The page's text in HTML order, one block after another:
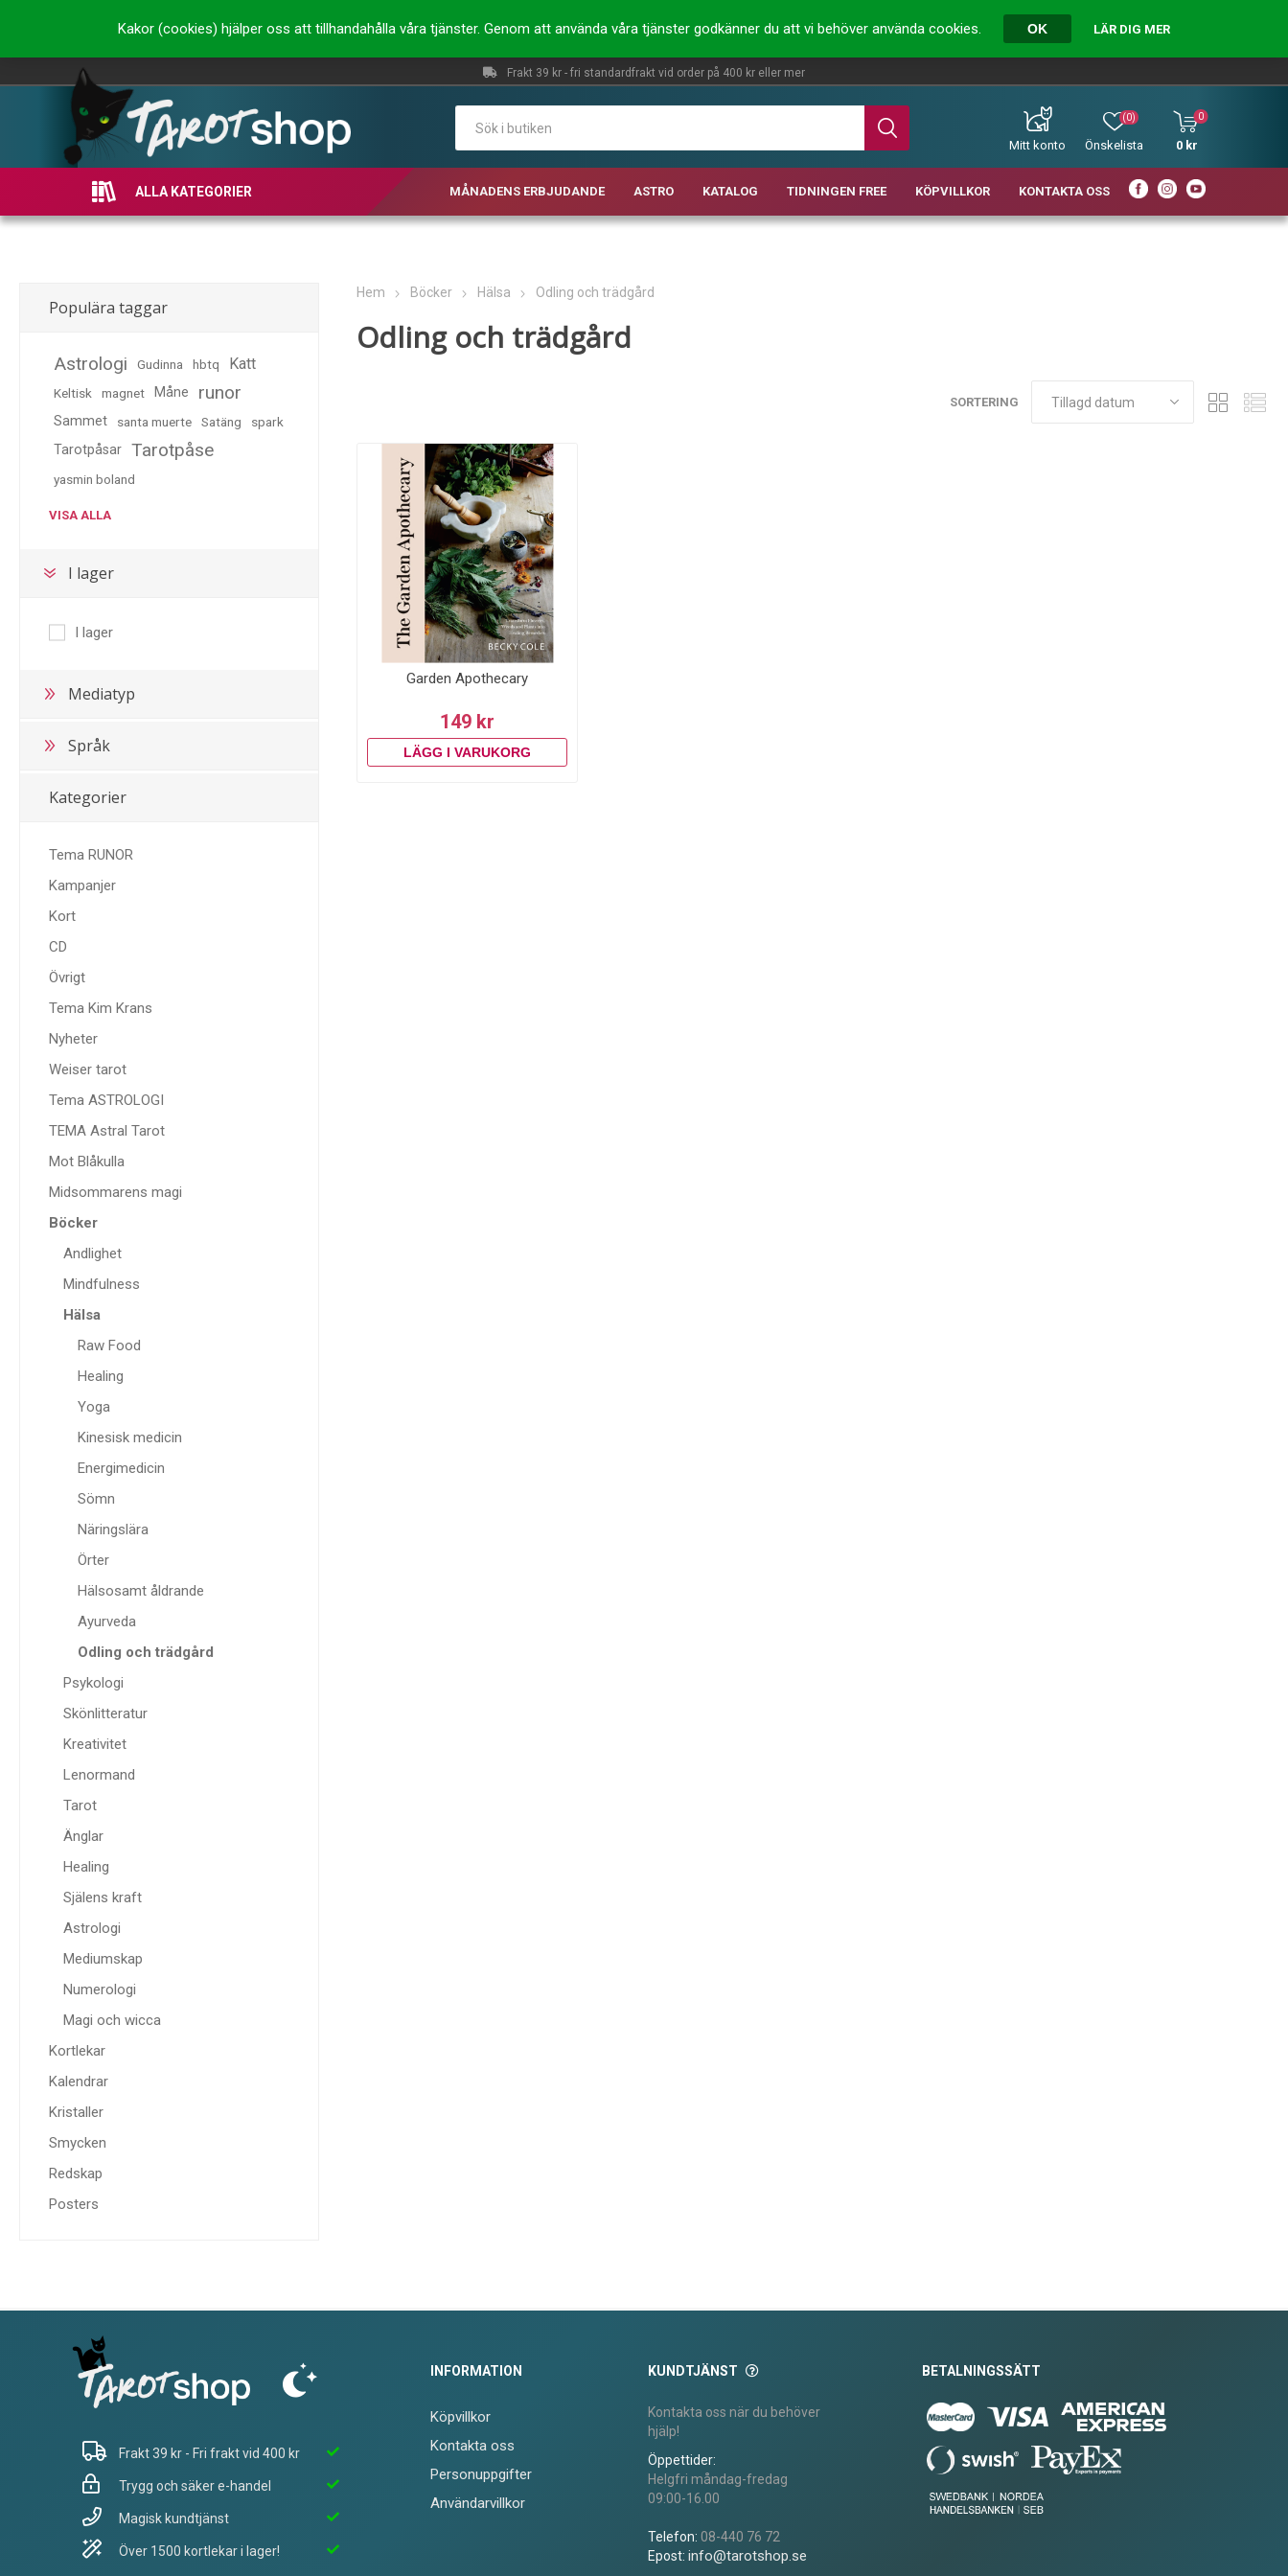
Kakor (cookies) hjälper oss att tillhandahålla våra tjänster. Genom att använda våra tjänster godkänner du att vi behöver använda cookies. OK LÄR DIG MER
Frakt 39 kr - fri standardfrakt vid order på 400 kr eller mer
Mitt konto Önskelista
(0) 0
0 kr
ALLA KATEGORIER MÅNADENS ERBJUDANDE ASTRO KATALOG TIDNINGEN FREE KÖPVILLKOR KONTAKTA OSS
Hem Böcker Hälsa Odling och trädgård
Odling och trädgård
SORTERING
Garden Apothecary
149 kr
Populära taggar
Astrologi Gudinna hbtq Katt
Keltisk magnet Måne runor
Sammet santa muerte Satäng spark
Tarotpåsar Tarotpåse
yasmin boland
VISA ALLA
I lager
I lager
Mediatyp
Språk
Kategorier
Tema RUNOR
Kampanjer
Kort
CD
Övrigt
Tema Kim Krans
Nyheter
Weiser tarot
Tema ASTROLOGI
TEMA Astral Tarot
Mot Blåkulla
Midsommarens magi
Böcker
Andlighet
Mindfulness
Hälsa
Raw Food
Healing
Yoga
Kinesisk medicin
Energimedicin
Sömn
Näringslära
Örter
Hälsosamt åldrande
Ayurveda
Odling och trädgård
Psykologi
Skönlitteratur
Kreativitet
Lenormand
Tarot
Änglar
Healing
Själens kraft
Astrologi
Mediumskap
Numerologi
Magi och wicca
Kortlekar
Kalendrar
Kristaller
Smycken
Redskap
Posters
Frakt 39 kr - Fri frakt vid 400 kr
Trygg och säker e-handel
Magisk kundtjänst
Över 1500 kortlekar i lager!
INFORMATION
Köpvillkor
Kontakta oss
Personuppgifter
Användarvillkor
KUNDTJÄNST
Kontakta oss när du behöver
hjälp!
Öppettider:
Helgfri måndag-fredag
09:00-16.00
Telefon: 08-440 76 72
Epost: info@tarotshop.se
BETALNINGSSÄTT